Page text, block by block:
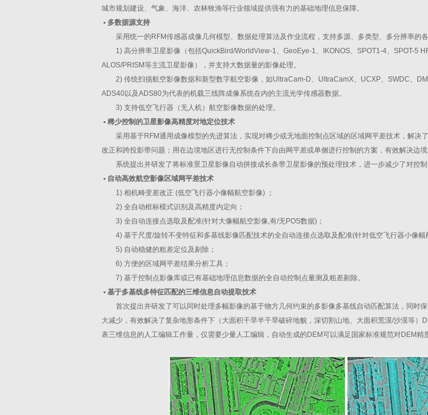
城市规划建设、气象、海洋、农林牧渔等行业领域提供强有力的基础地理信息保障。
• 多数据源支持
采用统一的RFM传感器成像几何模型、数据处理算法及作业流程，支持多源、多类型、多分辨率的
1) 高分辨率卫星影像（包括QuickBird/WorldView-1、GeoEye-1、IKONOS、SPOT1-4、SPOT-5
ALOS/PRISM等主流卫星影像），并支持大数据量的影像处理。
2) 传统扫描航空影像数据和新型数字航空影像，如UltraCam-D、UltraCamX、UCXP、SWDC、
ADS40以及ADS80为代表的机载三线阵成像系统在内的主流光学传感器数据。
3) 支持低空飞行器（无人机）航空影像数据的处理。
• 稀少控制的卫星影像高精度对地定位技术
采用基于RFM通用成像模型的先进算法，实现对稀少或无地面控制点区域的区域网平差技术，解决
改正和跨投影带问题；用在边境地区进行无控制条件下自由网平差或单侧进行控制的方案，有效解决边境
系统提出并研发了将标准景卫星影像自动拼接成长条带卫星影像的预处理技术，进一步减少了对控制
• 自动高效航空影像区域网平差技术
1) 相机畸变差改正 (低空飞行器小像幅航空影像) ；
2) 全自动框标模式识别及高精度内定向；
3) 全自动连接点选取及配准(针对大像幅航空影像,有/无POS数据)；
4) 基于尺度/旋转不变特征和多基线影像匹配技术的全自动连接点选取及配准(针对低空飞行器小像幅
5) 自动稳健的粗差定位及剔除；
6) 方便的区域网平差结果分析工具；
7) 基于控制点影像库或已有基础地理信息数据的全自动控制点量测及粗差剔除。
• 基于多基线多特征匹配的三维信息自动提取技术
首次提出并研发了可以同时处理多幅影像的基于物方几何约束的多影像多基线自动匹配算法，同时
大减少，有效解决了复杂地形条件下（大面积干旱半干旱破碎地貌，深切割山地、大面积荒漠/沙漠等）
表三维信息的人工编辑工作量，仅需要少量人工编辑，自动生成的DEM可以满足国家标准规范对DEM精